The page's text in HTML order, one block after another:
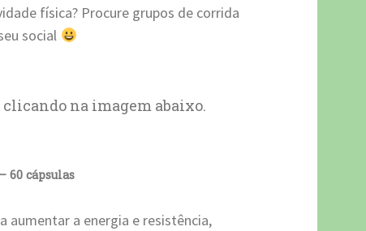
física? Procure grupos de corrida
social
clicando na imagem abaixo.
60 cápsulas
aumentar a energia e resistência,